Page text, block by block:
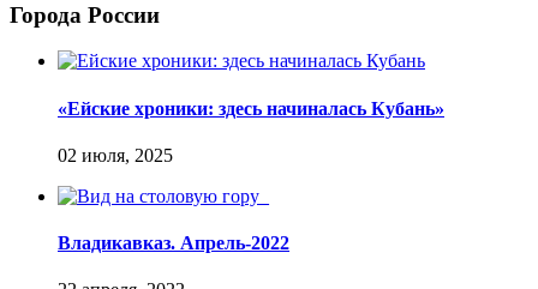
Города России
«Ейские хроники: здесь начиналась Кубань»
Владикавказ. Апрель-2022